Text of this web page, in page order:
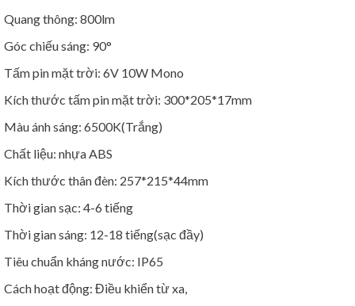
Quang thông: 800lm
Góc chiếu sáng: 90°
Tấm pin mặt trời: 6V 10W Mono
Kích thước tấm pin mặt trời: 300*205*17mm
Màu ánh sáng: 6500K(Trắng)
Chất liệu: nhựa ABS
Kích thước thân đèn: 257*215*44mm
Thời gian sạc: 4-6 tiếng
Thời gian sáng: 12-18 tiếng(sạc đầy)
Tiêu chuẩn kháng nước: IP65
Cách hoạt động: Điều khiển từ xa,